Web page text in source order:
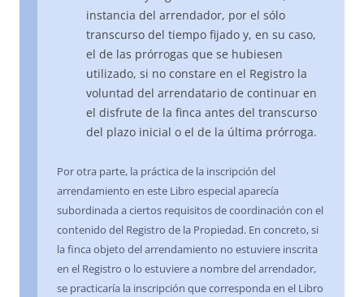
instancia del arrendador, por el sólo
transcurso del tiempo fijado y, en su caso,
el de las prórrogas que se hubiesen
utilizado, si no constare en el Registro la
voluntad del arrendatario de continuar en
el disfrute de la finca antes del transcurso
del plazo inicial o el de la última prórroga.
Por otra parte, la práctica de la inscripción del
arrendamiento en este Libro especial aparecía
subordinada a ciertos requisitos de coordinación con el
contenido del Registro de la Propiedad. En concreto, si
la finca objeto del arrendamiento no estuviere inscrita
en el Registro o lo estuviere a nombre del arrendador,
se practicaría la inscripción que corresponda en el Libro